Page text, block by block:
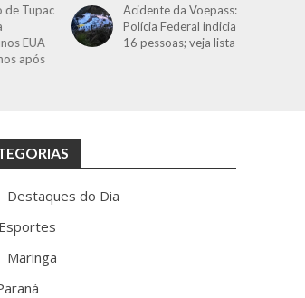
Voepass:
indicia
lista
Morre Geraldão,
artilheiro do
Corinthians na
Destaques do Dia
Esportes
Maringa